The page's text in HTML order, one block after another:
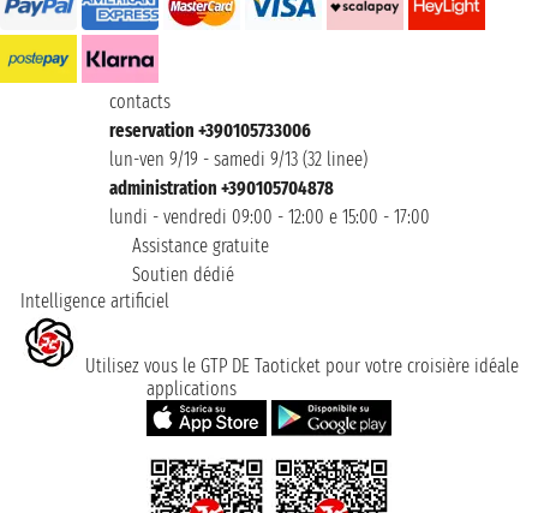
contacts
reservation +390105733006
lun-ven 9/19 - samedi 9/13 (32 linee)
administration +390105704878
lundi - vendredi 09:00 - 12:00 e 15:00 - 17:00
Assistance gratuite
Soutien dédié
Intelligence artificiel
Utilisez vous le GTP DE Taoticket pour votre croisière idéale
applications